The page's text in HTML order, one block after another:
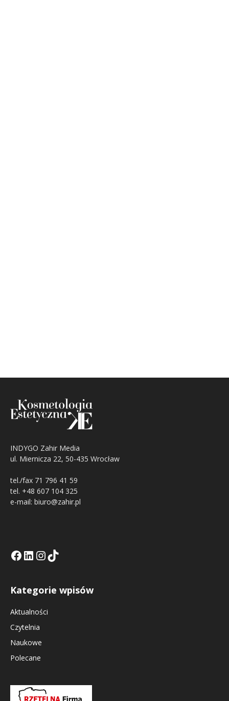
INDYGO Zahir Media
ul. Miernicza 22, 50-435 Wrocław
tel./fax 71 796 41 59
tel. +48 607 104 325
e-mail: biuro@zahir.pl
Facebook
LinkedIn
Tik Tok KEInstagramm KE
Kategorie wpisów
Aktualności
Czytelnia
Naukowe
Polecane